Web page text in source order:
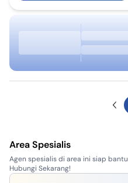
Area Spesialis
Agen spesialis di area ini siap
Hubungi Sekarang!